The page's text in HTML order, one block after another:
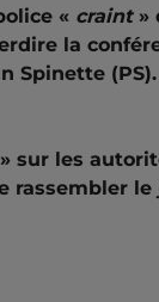
« craint»
la
Spinette (PS).
sur les
rassembler le